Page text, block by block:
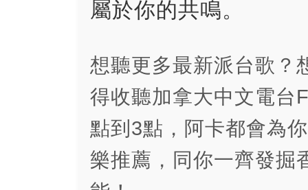
屬於你的共鳴。
想聽更多最新派台歌？
得收聽加拿大中文電台
點到3點，阿卡都會為
樂推薦，同你一齊發掘